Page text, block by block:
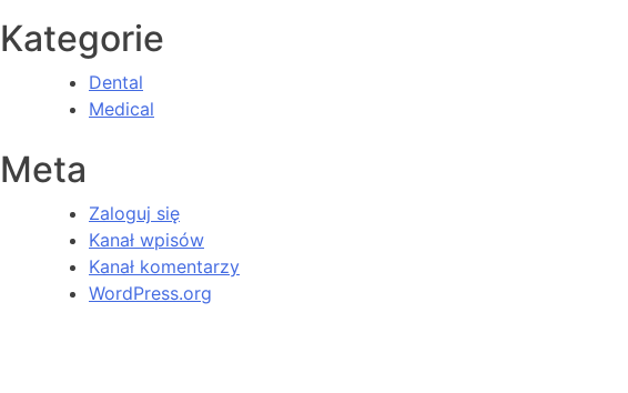
Kategorie
Dental
Medical
Meta
Zaloguj się
Kanał wpisów
Kanał komentarzy
WordPress.org